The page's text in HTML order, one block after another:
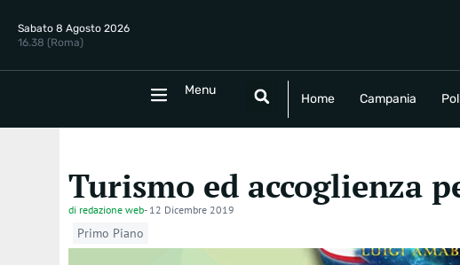
Sabato 8 Agosto 2026
16.38 (Roma)
Menu
Home Campania
Home Campania Politica Economia
Turismo ed accoglienza
di redazione web- 12 Dicembre 2019
Primo Piano